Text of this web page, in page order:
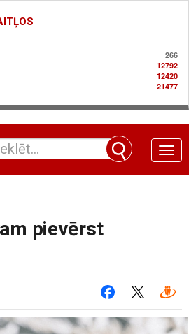
266
12792
12420
21477
Toggle
pievērst